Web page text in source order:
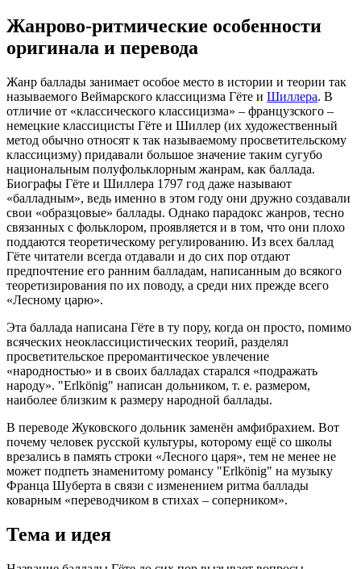
Жанрово-ритмические особенности
оригинала и перевода
Жанр баллады занимает особое место в истории и теории так
называемого Веймарского классицизма Гёте и Шиллера. В
отличие от «классического классицизма» – французского –
немецкие классицисты Гёте и Шиллер (их художественный
метод обычно относят к так называемому просветительскому
классицизму) придавали большое значение таким сугубо
национальным полуфольклорным жанрам, как баллада.
Биографы Гёте и Шиллера 1797 год даже называют
«балладным», ведь именно в этом году они дружно создавали
свои «образцовые» баллады. Однако парадокс жанров, тесно
св‎язанных с фольклором, проявляется и в том, что они плохо
поддаются теоретическому регулированию. Из всех баллад
Гёте читатели всегда отдавали и до сих пор отдают
предпочтение его ранним балладам, написанным до всякого
теоретизирования по их поводу, а среди них прежде всего
«Лесному царю».
Эта баллада написана Гёте в ту пору, когда он просто, помимо
всяческих неоклассицистических теорий, разделял
просветительское преромантическое увлечение
«народностью» и в своих балладах старался «подражать
народу». "Erlkönig" написан дольником, т. е. размером,
наиболее близким к размеру народной баллады.
В переводе Жуковского дольник заменён амфибрахием. Вот
почему человек русской культуры, которому ещё со школы
врезались в память строки «Лесного царя», тем не менее не
может подпеть знаменитому романсу "Erlkönig" на музыку
Франца Шуберта в связи с изменением ритма баллады
коварным «переводчиком в стихах – соперником».
Тема и идея